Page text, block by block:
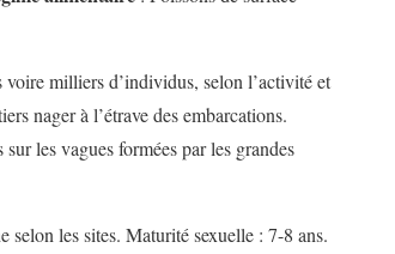
voire milliers d’individus, selon l’activité et
nager à l’étrave des embarcations.
les vagues formées par les grandes
selon les sites. Maturité sexuelle : 7-8 ans.